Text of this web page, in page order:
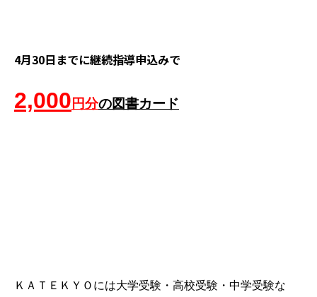
4月30日までに継続指導申込みで
2,000 円分の図書カード
ＫＡＴＥＫＹＯには大学受験・高校受験・中学受験な